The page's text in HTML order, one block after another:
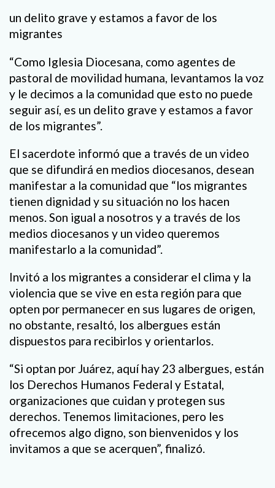
un delito grave y estamos a favor de los
migrantes
“Como Iglesia Diocesana, como agentes de
pastoral de movilidad humana, levantamos la voz
y le decimos a la comunidad que esto no puede
seguir así, es un delito grave y estamos a favor
de los migrantes”.
El sacerdote informó que a través de un video
que se difundirá en medios diocesanos, desean
manifestar a la comunidad que “los migrantes
tienen dignidad y su situación no los hacen
menos. Son igual a nosotros y a través de los
medios diocesanos y un video queremos
manifestarlo a la comunidad”.
Invitó a los migrantes a considerar el clima y la
violencia que se vive en esta región para que
opten por permanecer en sus lugares de origen,
no obstante, resaltó, los albergues están
dispuestos para recibirlos y orientarlos.
“Si optan por Juárez, aquí hay 23 albergues, están
los Derechos Humanos Federal y Estatal,
organizaciones que cuidan y protegen sus
derechos. Tenemos limitaciones, pero les
ofrecemos algo digno, son bienvenidos y los
invitamos a que se acerquen”, finalizó.